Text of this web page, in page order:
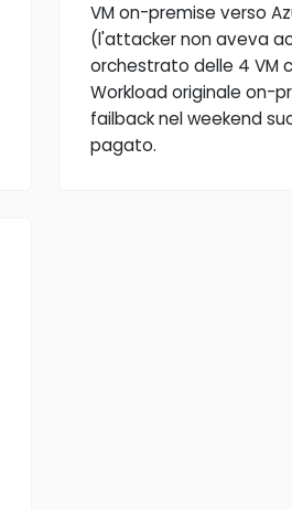
VM on-premise verso
(l'attacker non aveva
orchestrato delle 4 VM
Workload originale on-
failback nel weekend
pagato.